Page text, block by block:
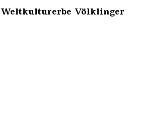
Völklinger